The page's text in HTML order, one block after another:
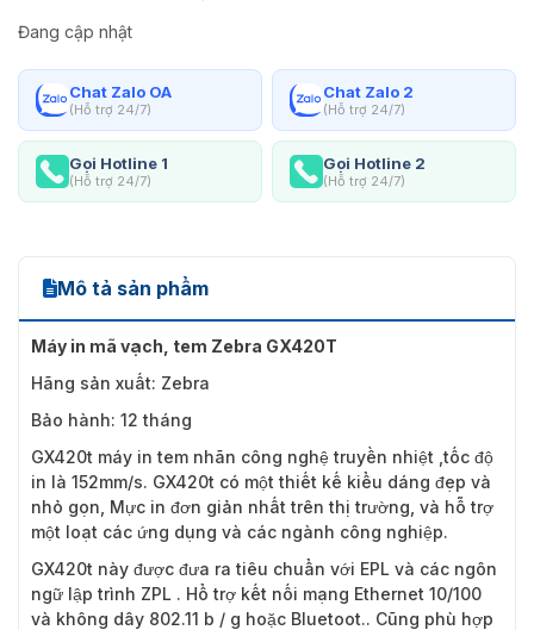
Đang cập nhật
Chat Zalo OA
(Hỗ trợ 24/7)
Chat Zalo 2
(Hỗ trợ 24/7)
Gọi Hotline 1
(Hỗ trợ 24/7)
Gọi Hotline 2
(Hỗ trợ 24/7)
Mô tả sản phẩm
Máy in mã vạch, tem Zebra GX420T
Hãng sản xuất: Zebra
Bảo hành: 12 tháng
GX420t máy in tem nhãn công nghệ truyền nhiệt ,tốc độ
in là 152mm/s. GX420t có một thiết kế kiểu dáng đẹp và
nhỏ gọn, Mực in đơn giản nhất trên thị trường, và hỗ trợ
một loạt các ứng dụng và các ngành công nghiệp.
GX420t này được đưa ra tiêu chuẩn với EPL và các ngôn
ngữ lập trình ZPL . Hổ trợ kết nối mạng Ethernet 10/100
và không dây 802.11 b / g hoặc Bluetoot.. Cũng phù hợp